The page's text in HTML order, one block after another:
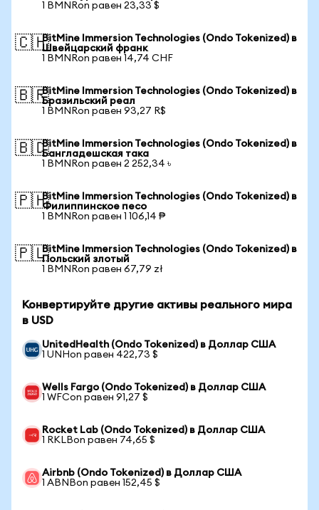
1 BMNRon равен 23,33 $
🇨🇭BitMine Immersion Technologies (Ondo Tokenized) в
Швейцарский франк
1 BMNRon равен 14,74 CHF
🇧🇷BitMine Immersion Technologies (Ondo Tokenized) в
Бразильский реал
1 BMNRon равен 93,27 R$
🇧🇩BitMine Immersion Technologies (Ondo Tokenized) в
Бангладешская така
1 BMNRon равен 2 252,34 ৳
🇵🇭BitMine Immersion Technologies (Ondo Tokenized) в
Филиппинское песо
1 BMNRon равен 1 106,14 ₱
🇵🇱BitMine Immersion Technologies (Ondo Tokenized) в
Польский злотый
1 BMNRon равен 67,79 zł
Конвертируйте другие активы реального мира
в USD
UnitedHealth (Ondo Tokenized) в Доллар США
1 UNHon равен 422,73 $
Wells Fargo (Ondo Tokenized) в Доллар США
1 WFCon равен 91,27 $
Rocket Lab (Ondo Tokenized) в Доллар США
1 RKLBon равен 74,65 $
Airbnb (Ondo Tokenized) в Доллар США
1 ABNBon равен 152,45 $